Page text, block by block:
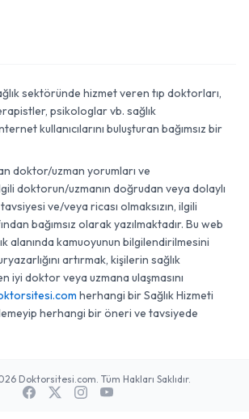
sektöründe hizmet veren tıp doktorları,
psikologlar vb. sağlık
kullanıcılarını buluşturan bağımsız bir
doktor/uzman yorumları ve
doktorun/uzmanın doğrudan veya dolaylı
ve/veya ricası olmaksızın, ilgili
bağımsız olarak yazılmaktadır. Bu web
alanında kamuoyunun bilgilendirilmesini
artırmak, kişilerin sağlık
iyi doktor veya uzmana ulaşmasını
herhangi bir Sağlık Hizmeti
herhangi bir öneri ve tavsiyede
Doktorsitesi.com. Tüm Hakları Saklıdır.